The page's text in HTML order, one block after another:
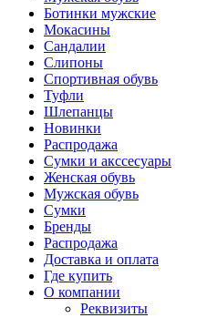
Ботинки мужские
Мокасины
Сандалии
Слипоны
Спортивная обувь
Туфли
Шлепанцы
Новинки
Распродажа
Сумки и акссесуары
Женская обувь
Мужская обувь
Сумки
Бренды
Распродажа
Доставка и оплата
Где купить
О компании
Реквизиты